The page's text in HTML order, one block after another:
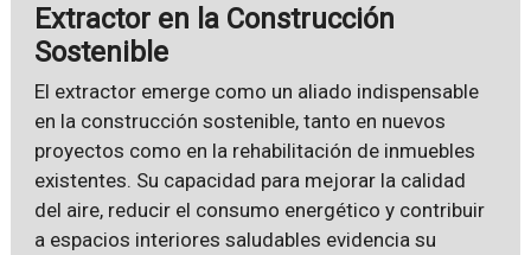
Extractor en la Construcción
Sostenible
El extractor emerge como un aliado indispensable
en la construcción sostenible, tanto en nuevos
proyectos como en la rehabilitación de inmuebles
existentes. Su capacidad para mejorar la calidad
del aire, reducir el consumo energético y contribuir
a espacios interiores saludables evidencia su